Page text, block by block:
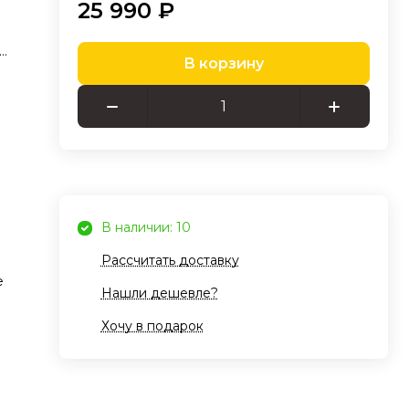
а
25 990 ₽
В корзину
В наличии: 10
Рассчитать доставку
Нашли дешевле?
Хочу в подарок